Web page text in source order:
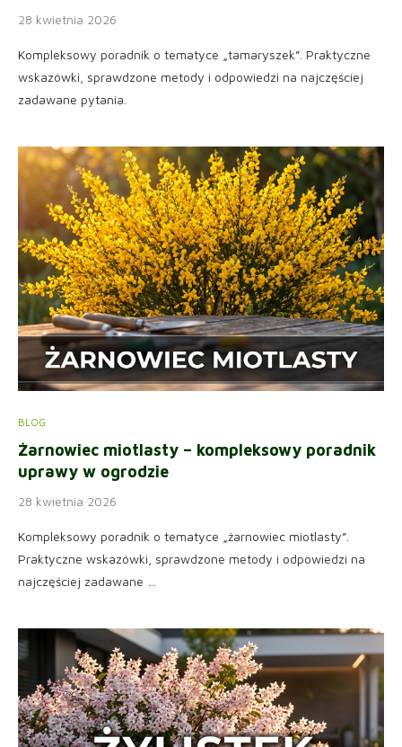
28 kwietnia 2026
Kompleksowy poradnik o tematyce „tamaryszek”. Praktyczne
wskazówki, sprawdzone metody i odpowiedzi na najczęściej
zadawane pytania.
BLOG
Żarnowiec miotlasty – kompleksowy poradnik
uprawy w ogrodzie
28 kwietnia 2026
Kompleksowy poradnik o tematyce „żarnowiec miotlasty”.
Praktyczne wskazówki, sprawdzone metody i odpowiedzi na
najczęściej zadawane …